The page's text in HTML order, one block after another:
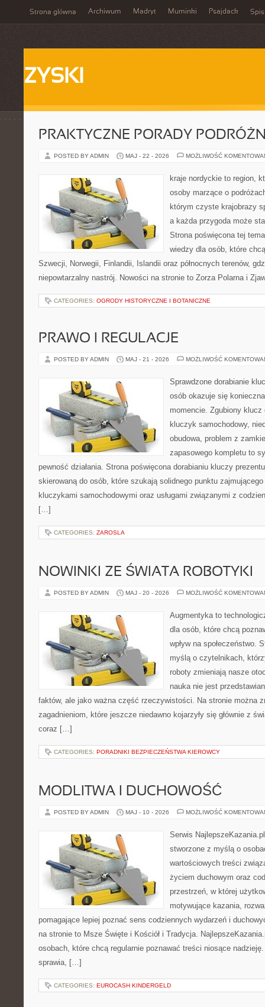
Strona główna Archiwum Madryt Muminki Psajdack Spis
ZYSKI
PRAKTYCZNE PORADY
POSTED BY ADMIN MAJ - 22 - 2026 MOŻLIWOŚĆ
kraje nordyckie to region,
osoby marzące o
którym czyste krajobrazy
a każda przygoda może
Strona poświęcona tej
wiedzy dla osób, które
Szwecji, Norwegii, Finlandii, Islandii oraz północnych terenów,
niepowtarzalny nastrój. Nowości na stronie to Zorza Polarna i
CATEGORIES: OGRODY HISTORYCZNE I BOTANICZNE
PRAWO I REGULACJE
POSTED BY ADMIN MAJ - 21 - 2026 MOŻLIWOŚĆ
Sprawdzone dorabianie
osób okazuje się
momencie. Zgubiony
kluczyk samochodowy,
obudowa, problem z
zapasowego kompletu to
pewność działania. Strona poświęcona dorabianiu kluczy
skierowaną do osób, które szukają solidnego punktu
kluczykami samochodowymi oraz usługami związanymi z
[…]
CATEGORIES: ZAROSLA
NOWINKI ZE ŚWIATA ROBOTYKI
POSTED BY ADMIN MAJ - 20 - 2026 MOŻLIWOŚĆ
Augmentyka to
dla osób, które chcą
wpływ na społeczeństwo.
myślą o czytelnikach,
roboty zmieniają nasze
nauka nie jest
faktów, ale jako ważna część rzeczywistości. Na stronie można
zagadnieniom, które jeszcze niedawno kojarzyły się głównie z
coraz […]
CATEGORIES: PORADNIKI BEZPIECZEŃSTWA KIEROWCY
MODLITWA I DUCHOWOŚĆ
POSTED BY ADMIN MAJ - 10 - 2026 MOŻLIWOŚĆ
Serwis
stworzone z myślą o
wartościowych treści
życiem duchowym oraz
przestrzeń, w której
motywujące kazania,
pomagające lepiej poznać sens codziennych wydarzeń i
na stronie to Msze Święte i Kościół i Tradycja.
osobach, które chcą regularnie poznawać treści niosące nadzieję.
sprawia, […]
CATEGORIES: EUROCASH KINDERGELD